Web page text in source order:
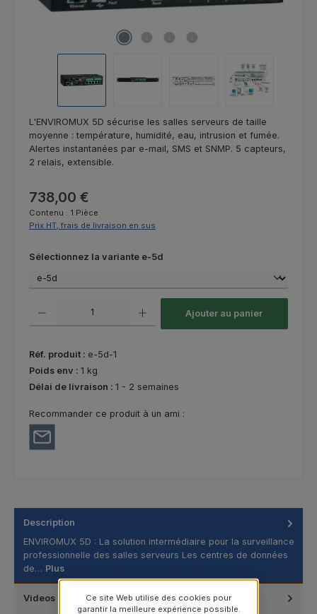
L'ENVIROMUX 5D sécurise les salles serveurs de taille
moyenne : température, humidité, eau, intrusion et fumée.
Alertes instantanées par e-mail, SMS et SNMP. 5 capteurs,
2 relais, extensible.
Prix régulier :
738,00 €
Contenu : 1 Pièce
Prix HT, frais de livraison en sus
Sélectionnez
Sélectionnez la variante e-5d
Ajouter au panier
Réf. produit : e-5d-1
Poids env : 1 kg
Délai de livraison : 1 - 2 semaines
Recommander ce produit à un ami :
Description
ENVIROMUX 5D : La solution intermédiaire pour la surveillance
professionnelle des salles serveurs Les centres de données
de… Plus
Videos
Ce site Web utilise des cookies pour
garantir la meilleure expérience possible.